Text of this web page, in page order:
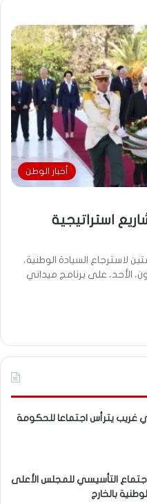
أخبار الوطن
استراتيجية
لاسترجاع السيادة الوطنية،
الأحد، على برنامج ميداني
غريب يترأس اجتماعا للحكومة
التأسيسي للمجلس الأعلى
بالخارج